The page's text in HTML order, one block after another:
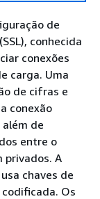
de
conhecida
conexões
carga. Uma
de cifras e
conexão
de
entre o
privados. A
chaves de
Os